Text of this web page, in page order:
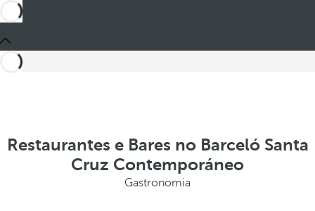
Restaurantes e Bares no Barceló Santa
Cruz Contemporáneo
Gastronomia